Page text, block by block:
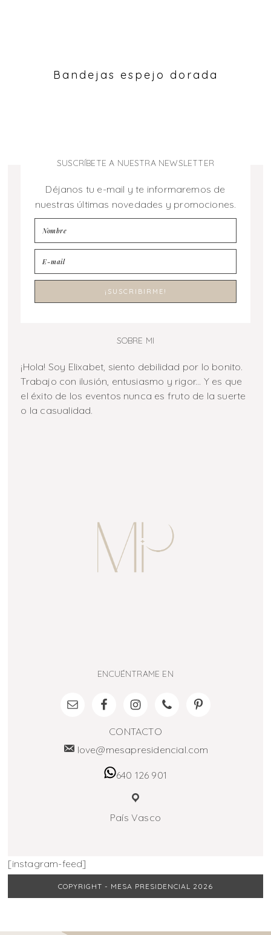
Bandejas espejo dorada
SUSCRÍBETE A NUESTRA NEWSLETTER
Déjanos tu e-mail y te informaremos de
nuestras últimas novedades y promociones.
SOBRE MI
¡Hola! Soy Elixabet, siento debilidad por lo bonito.
Trabajo con ilusión, entusiasmo y rigor... Y es que
el éxito de los eventos nunca es fruto de la suerte
o la casualidad.
ENCUÉNTRAME EN
CONTACTO
love@mesapresidencial.com
640 126 901
País Vasco
[instagram-feed]
COPYRIGHT - MESA PRESIDENCIAL 2026